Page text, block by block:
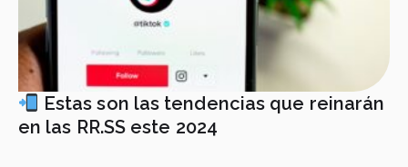
Estas son las tendencias que reinarán
en las RR.SS este 2024